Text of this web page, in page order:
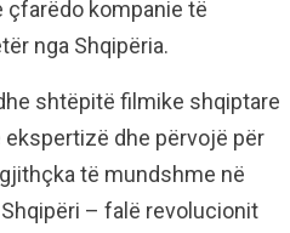
çfarëdo kompanie të
nga Shqipëria.
shtëpitë filmike shqiptare
dhe përvojë për
të mundshme në
– falë revolucionit